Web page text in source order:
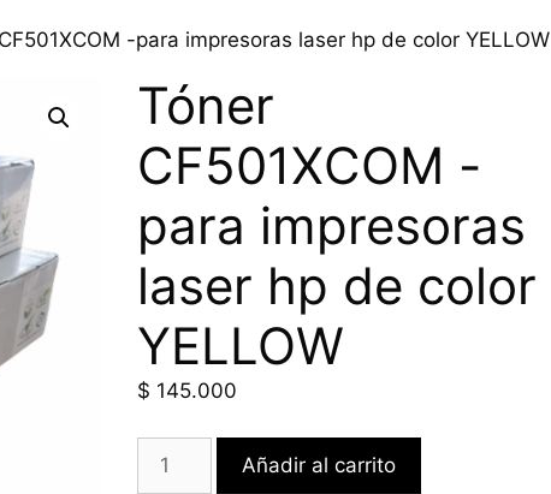
-para impresoras laser hp de color YELLOW
Tóner
CF501XCOM -
para impresoras
laser hp de color
YELLOW
$ 145.000
Añadir al carrito